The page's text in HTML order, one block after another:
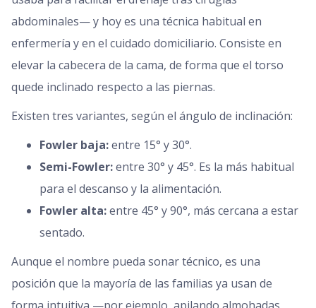
abdominales— y hoy es una técnica habitual en
enfermería y en el cuidado domiciliario. Consiste en
elevar la cabecera de la cama, de forma que el torso
quede inclinado respecto a las piernas.
Existen tres variantes, según el ángulo de inclinación:
Fowler baja:entre 15° y 30°.
Semi-Fowler:entre 30° y 45°. Es la más habitual
para el descanso y la alimentación.
Fowler alta:entre 45° y 90°, más cercana a estar
sentado.
Aunque el nombre pueda sonar técnico, es una
posición que la mayoría de las familias ya usan de